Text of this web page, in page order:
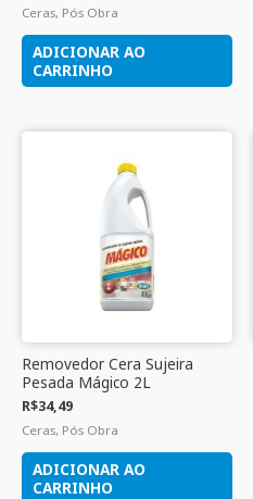
Ceras, Pós Obra
ADICIONAR AO
CARRINHO
Removedor Cera Sujeira
Pesada Mágico 2L
R$34,49
Ceras, Pós Obra
ADICIONAR AO
CARRINHO